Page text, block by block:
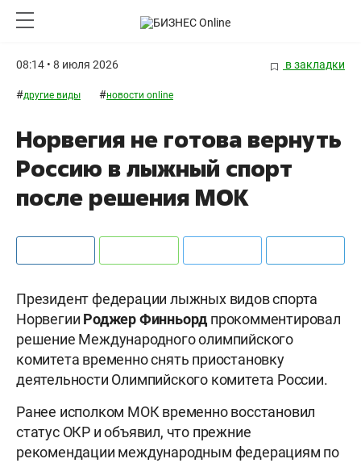
08:14 • 8 июля 2026 в закладки
#другие виды #новости online
Норвегия не готова вернуть
Россию в лыжный спорт
после решения МОК
Президент федерации лыжных видов спорта
Норвегии Роджер Финньорд прокомментировал
решение Международного олимпийского
комитета временно снять приостановку
деятельности Олимпийского комитета России.
Ранее исполком МОК временно восстановил
статус ОКР и объявил, что прежние
рекомендации международным федерациям по